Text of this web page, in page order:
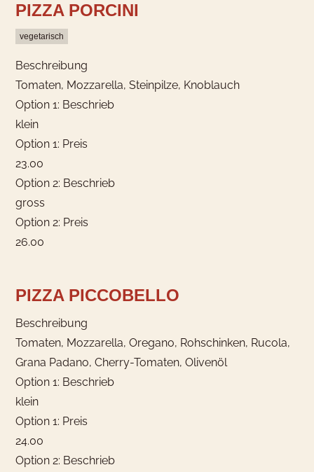
PIZZA PORCINI
vegetarisch
Beschreibung
Tomaten, Mozzarella, Steinpilze, Knoblauch
Option 1: Beschrieb
klein
Option 1: Preis
23.00
Option 2: Beschrieb
gross
Option 2: Preis
26.00
PIZZA PICCOBELLO
Beschreibung
Tomaten, Mozzarella, Oregano, Rohschinken, Rucola,
Grana Padano, Cherry-Tomaten, Olivenöl
Option 1: Beschrieb
klein
Option 1: Preis
24.00
Option 2: Beschrieb